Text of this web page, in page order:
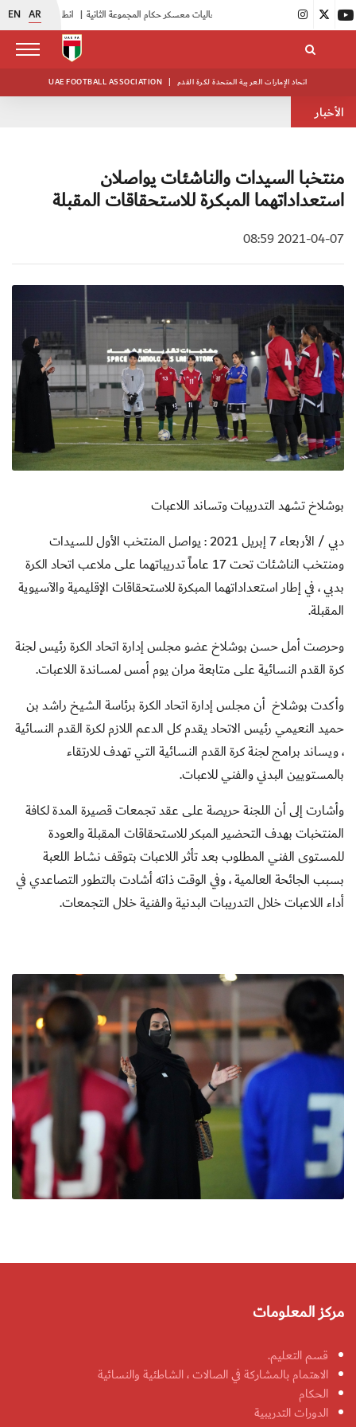
EN AR انطلاق منافسات بطولة النخبة لحرس الرئاسة |
UAE FOOTBALL ASSOCIATION | اتحاد الإمارات العربية المتحدة لكرة القدم
الأخبار
منتخبا السيدات والناشئات يواصلان
استعداداتهما المبكرة للاستحقاقات المقبلة
2021-04-07 08:59
بوشلاخ تشهد التدريبات وتساند اللاعبات
دبي / الأربعاء 7 إبريل 2021 : يواصل المنتخب الأول للسيدات
ومنتخب الناشئات تحت 17 عاماً تدريباتهما على ملاعب اتحاد الكرة
بدبي ، في إطار استعداداتهما المبكرة للاستحقاقات الإقليمية والآسيوية
المقبلة.
وحرصت أمل حسن بوشلاخ عضو مجلس إدارة اتحاد الكرة رئيس لجنة
كرة القدم النسائية على متابعة مران يوم أمس لمساندة اللاعبات.
وأكدت بوشلاخ أن مجلس إدارة اتحاد الكرة برئاسة الشيخ راشد بن
حميد النعيمي رئيس الاتحاد يقدم كل الدعم اللازم لكرة القدم النسائية
، ويساند برامج لجنة كرة القدم النسائية التي تهدف للارتقاء
بالمستويين البدني والفني للاعبات.
وأشارت إلى أن اللجنة حريصة على عقد تجمعات قصيرة المدة لكافة
المنتخبات بهدف التحضير المبكر للاستحقاقات المقبلة والعودة
للمستوى الفني المطلوب بعد تأثر اللاعبات بتوقف نشاط اللعبة
بسبب الجائحة العالمية ، وفي الوقت ذاته أشادت بالتطور التصاعدي في
أداء اللاعبات خلال التدريبات البدنية والفنية خلال التجمعات.
مركز المعلومات
قسم التعليم.
الاهتمام بالمشاركة في الصالات ، الشاطئية والنسائية
الحكام
الدورات التدريبية